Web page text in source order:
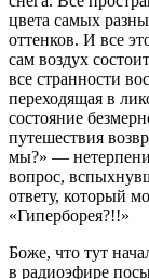
цвета самых
оттенков. И все
сам воздух
все странности
переходящая в
состояние
путешествия
мы?» —
вопрос,
ответу, который
«Гиперборея?!!»
Боже, что тут
в радиоэфире